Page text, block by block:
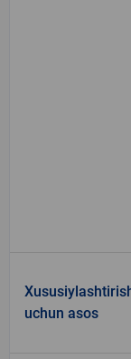
uchun asos